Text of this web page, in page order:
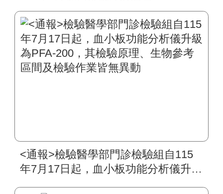
<通報>檢驗醫學部門診檢驗組自115
年7月17日起，血小板功能分析儀升級